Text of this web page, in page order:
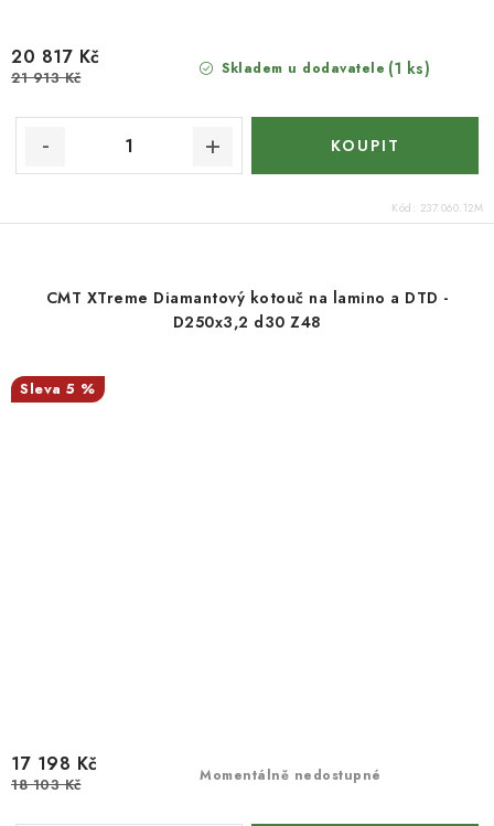
Skladem u dodavatele (1 ks)
20 817 Kč
21 913 Kč
Kód: 237.060.12M
CMT XTreme Diamantový kotouč na lamino a DTD -
D250x3,2 d30 Z48
5 %
Momentálně nedostupné
17 198 Kč
18 103 Kč